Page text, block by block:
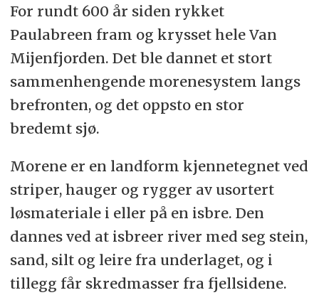
For rundt 600 år siden rykket
Paulabreen fram og krysset hele Van
Mijenfjorden. Det ble dannet et stort
sammenhengende morenesystem langs
brefronten, og det oppsto en stor
bredemt sjø.
Morene er en landform kjennetegnet ved
striper, hauger og rygger av usortert
løsmateriale i eller på en isbre. Den
dannes ved at isbreer river med seg stein,
sand, silt og leire fra underlaget, og i
tillegg får skredmasser fra fjellsidene.